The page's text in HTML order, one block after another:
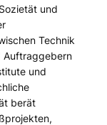
und
Technik
Auftraggebern
und
berät